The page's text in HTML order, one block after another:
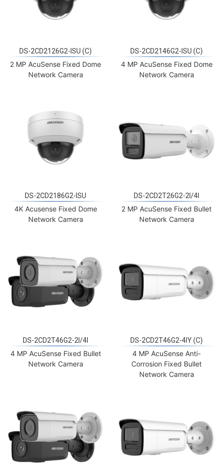
DS-2CD2126G2-ISU (C)
2 MP AcuSense Fixed Dome
Network Camera
DS-2CD2146G2-ISU (C)
4 MP AcuSense Fixed Dome
Network Camera
DS-2CD2186G2-ISU
4K Acusense Fixed Dome
Network Camera
DS-2CD2T26G2-2I/4I
2 MP AcuSense Fixed Bullet
Network Camera
DS-2CD2T46G2-2I/4I
4 MP AcuSense Fixed Bullet
Network Camera
DS-2CD2T46G2-4IY (C)
4 MP AcuSense Anti-
Corrosion Fixed Bullet
Network Camera